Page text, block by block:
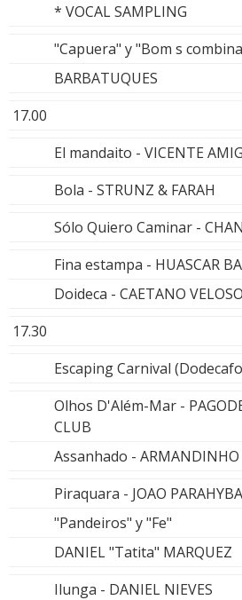
* VOCAL SAMPLING
"Capuera" y "Bom s
BARBATUQUES
17.00
El mandaito - VICENTE
Bola - STRUNZ & FARAH
Sólo Quiero Caminar -
Fina estampa - HUASCAR
Doideca - CAETANO VELOSO
17.30
Escaping Carnival
Olhos D'Além-Mar -
CLUB
Assanhado - ARMANDINHO
Piraquara - JOAO PARAHYBA
"Pandeiros" y "Fe"
DANIEL "Tatita" MARQUEZ
Ilunga - DANIEL NIEVES